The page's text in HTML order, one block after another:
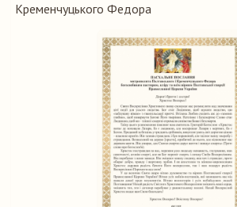
Кременчуцького Федора